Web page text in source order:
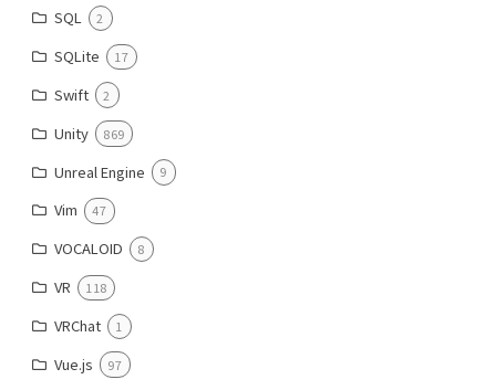
SQL 2
SQLite 17
Swift 2
Unity 869
Unreal Engine 9
Vim 47
VOCALOID 8
VR 118
VRChat 1
Vue.js 97